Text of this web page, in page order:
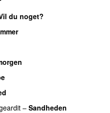
du noget?
– Sandheden